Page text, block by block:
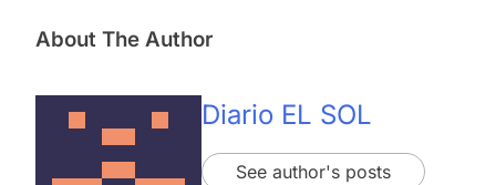
About The Author
Diario EL SOL
See author's posts